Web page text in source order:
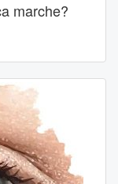
marche?